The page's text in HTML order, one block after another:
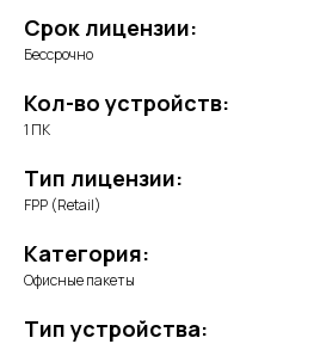
Срок лицензии:
Бессрочно
Кол-во устройств:
1 ПК
Тип лицензии:
FPP (Retail)
Категория:
Офисные пакеты
Тип устройства: